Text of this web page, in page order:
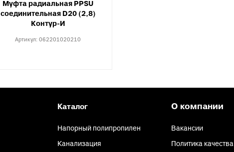
Муфта радиальная PPSU
соединительная D20 (2,8)
Контур-И
Артикул:062201020210
Каталог
Напорный полипропилен
Канализация
О компании
Вакансии
Политика качества